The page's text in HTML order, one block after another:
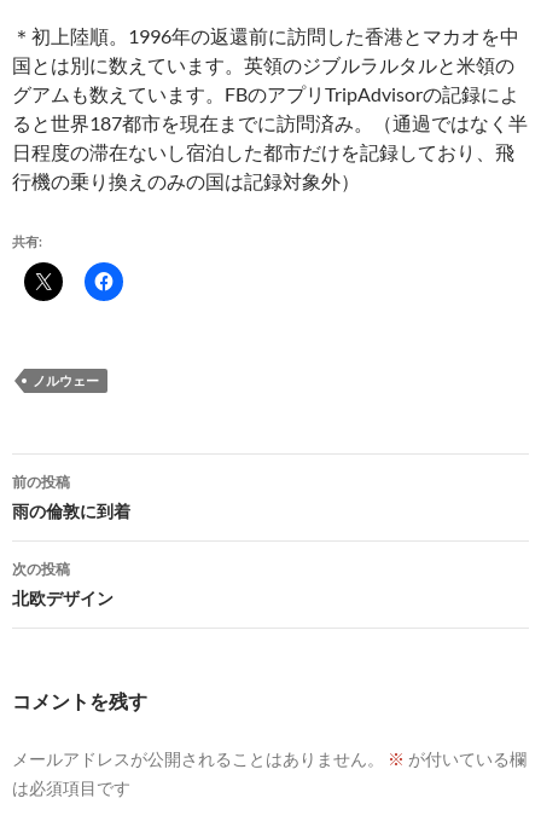
＊初上陸順。1996年の返還前に訪問した香港とマカオを中
国とは別に数えています。英領のジブルラルタルと米領の
グアムも数えています。FBのアプリTripAdvisorの記録によ
ると世界187都市を現在までに訪問済み。（通過ではなく半
日程度の滞在ないし宿泊した都市だけを記録しており、飛
行機の乗り換えのみの国は記録対象外）
共有:
ノルウェー
投
稿
ナ
ビ
ゲ
ョ
前の投稿
雨の倫敦に到着
次の投稿
北欧デザイン
コメントを残す
メールアドレスが公開されることはありません。 ※ が付いている欄
は必須項目です